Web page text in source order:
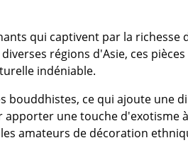
qui captivent par la richesse
régions d'Asie, ces
indéniable.
bouddhistes, ce qui ajoute une
une touche d'exotisme
amateurs de décoration